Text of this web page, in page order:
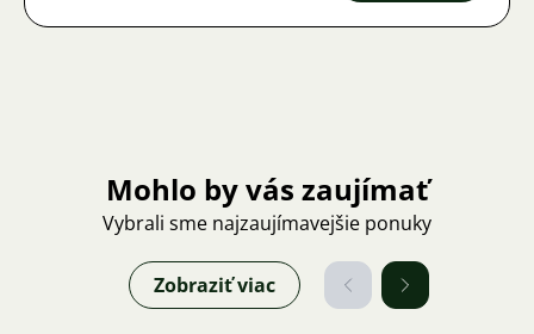
Mohlo by vás zaujímať
Vybrali sme najzaujímavejšie ponuky
Zobraziť viac